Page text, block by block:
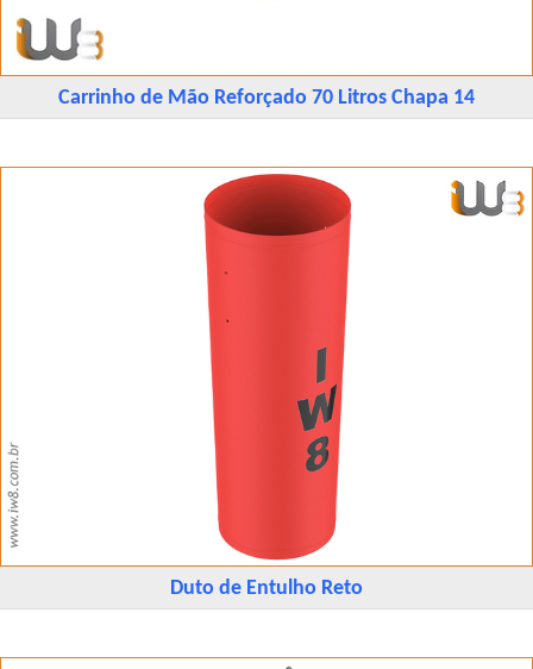
Carrinho de Mão Reforçado 70 Litros Chapa 14
Duto de Entulho Reto